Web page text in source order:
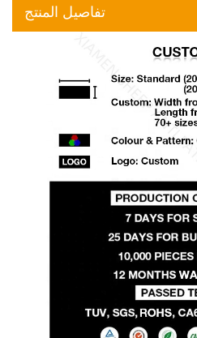
تفاصيل المنتج